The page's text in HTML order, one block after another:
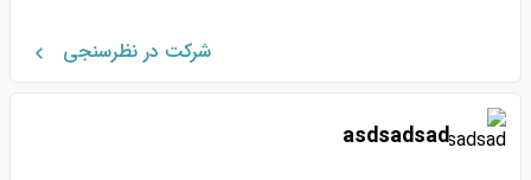
شرکت در نظرسنجی
asdsadsad